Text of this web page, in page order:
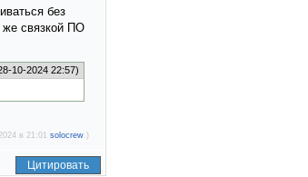
без
же связкой ПО
10-2024 22:57)
в 21:01 solocrew.)
Цитировать